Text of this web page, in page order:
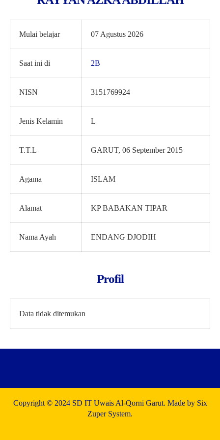
Mulai belajar 07 Agustus 2026
Saat ini di 2B
NISN 3151769924
Jenis Kelamin L
T.T.L GARUT, 06 September 2015
Agama ISLAM
Alamat KP BABAKAN TIPAR
Nama Ayah ENDANG DJODIH
Profil
Data tidak ditemukan
Copyright © 2024 SD IT Uwais Al-Qorni Garut. Made by Six
Zuper System.